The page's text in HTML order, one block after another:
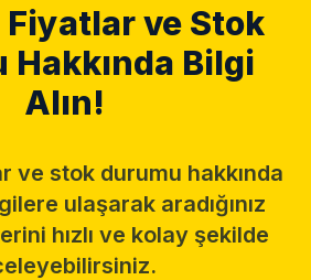
ve Stok
Hakkında Bilgi
Alın!
ve stok durumu hakkında
ulaşarak aradığınız
hızlı ve kolay şekilde